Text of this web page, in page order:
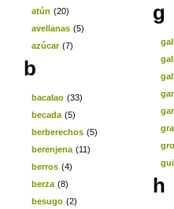
atún (20)
avellanas (5)
azúcar (7)
b
bacalao (33)
becada (5)
berberechos (5)
berenjena (11)
berros (4)
berza (8)
besugo (2)
g
h